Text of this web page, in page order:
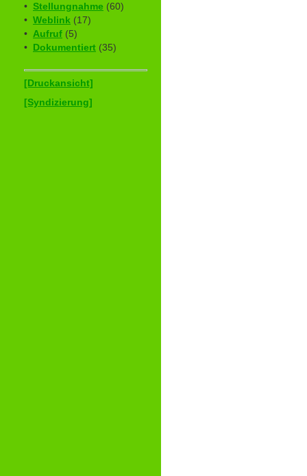
• Stellungnahme (60)
• Weblink (17)
• Aufruf (5)
• Dokumentiert (35)
[Druckansicht]
[Syndizierung]